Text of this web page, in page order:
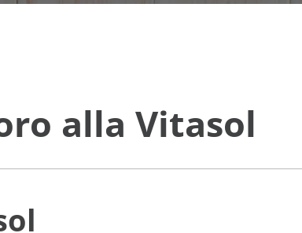
alla Vitasol